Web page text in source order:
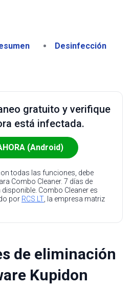
Desinfección
gratuito y verifique
está infectada.
(Android)
todas las funciones, debe
Combo Cleaner. 7 días de
Combo Cleaner es
por RCS LT , la empresa matriz
de eliminación
Kupidon